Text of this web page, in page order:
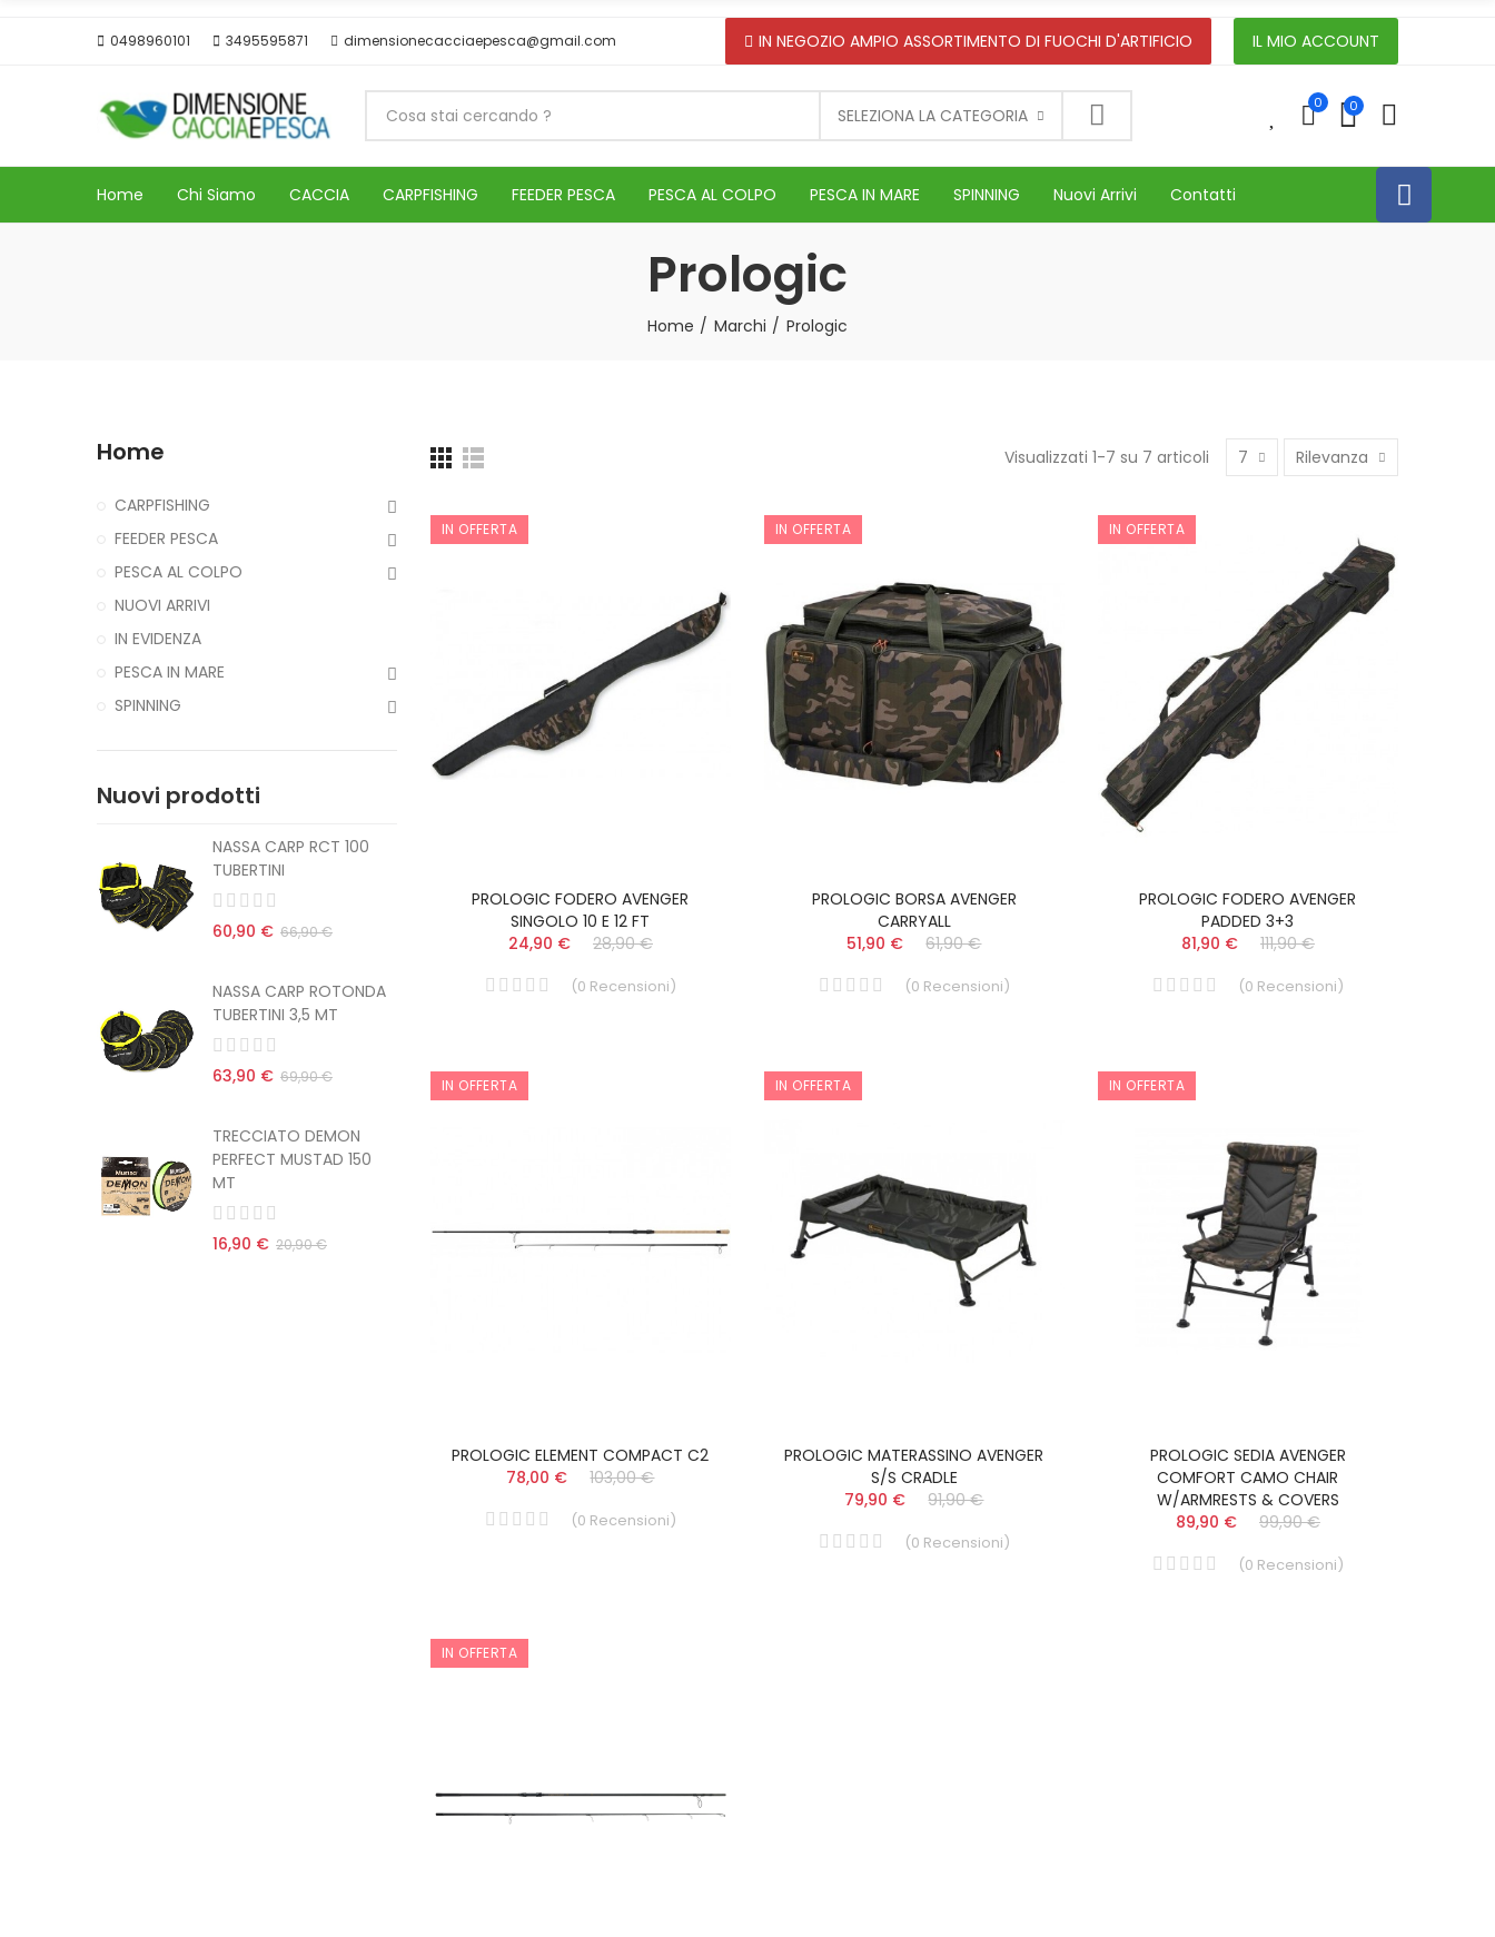
0498960101 3495595871 dimensionecacciaepesca@gmail.com IN NEGOZIO AMPIO ASSORTIMENTO DI FUOCHI D'ARTIFICIO IL MIO ACCOUNT
SELEZIONA LA CATEGORIA
0 0
Home Chi Siamo CACCIA CARPFISHING FEEDER PESCA PESCA AL COLPO PESCA IN MARE SPINNING Nuovi Arrivi Contatti
Prologic
Home Marchi Prologic
Visualizzati 1-7 su 7 articoli 7 Rilevanza
IN OFFERTA
PROLOGIC FODERO AVENGER
SINGOLO 10 E 12 FT
24,90 €
28,90 €
(0 Recensioni)
IN OFFERTA
PROLOGIC BORSA AVENGER
CARRYALL
51,90 €
61,90 €
(0 Recensioni)
IN OFFERTA
PROLOGIC FODERO AVENGER
PADDED 3+3
81,90 €
111,90 €
(0 Recensioni)
IN OFFERTA
PROLOGIC ELEMENT COMPACT C2
78,00 €
103,00 €
(0 Recensioni)
IN OFFERTA
PROLOGIC MATERASSINO AVENGER
S/S CRADLE
79,90 €
91,90 €
(0 Recensioni)
IN OFFERTA
PROLOGIC SEDIA AVENGER
COMFORT CAMO CHAIR
W/ARMRESTS & COVERS
89,90 €
99,90 €
(0 Recensioni)
IN OFFERTA
Home
CARPFISHING
FEEDER PESCA
PESCA AL COLPO
NUOVI ARRIVI
IN EVIDENZA
PESCA IN MARE
SPINNING
Nuovi prodotti
NASSA CARP RCT 100
TUBERTINI
60,90 € 66,90 €
NASSA CARP ROTONDA
TUBERTINI 3,5 MT
63,90 € 69,90 €
TRECCIATO DEMON
PERFECT MUSTAD 150
MT
16,90 € 20,90 €
60,90 € 66,90 €
NASSA CARP ROTONDA
16,90 € 20,90 €